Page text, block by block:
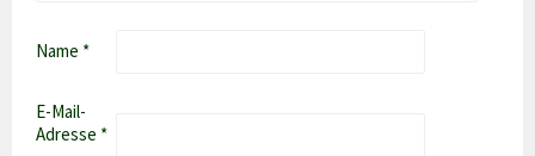
Name *
E-Mail-
Adresse *